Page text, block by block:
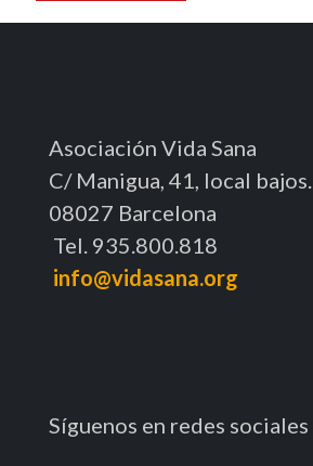
Asociación Vida Sana
C/ Manigua, 41, local bajos.
08027 Barcelona
Tel. 935.800.818
info@vidasana.org
Síguenos en redes sociales